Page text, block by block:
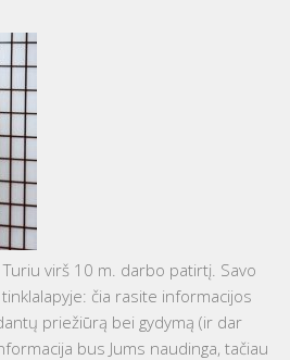
virš 10 m. darbo patirtį. Savo
čia rasite informacijos
priežiūrą bei gydymą (ir dar
bus Jums naudinga, tačiau